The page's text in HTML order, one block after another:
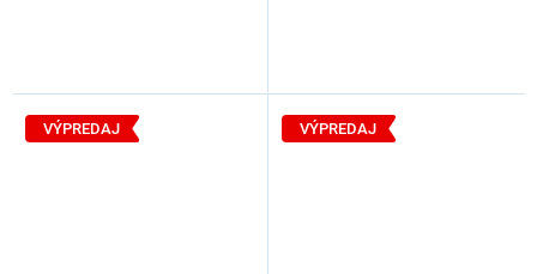
VÝPREDAJ VÝPREDAJ